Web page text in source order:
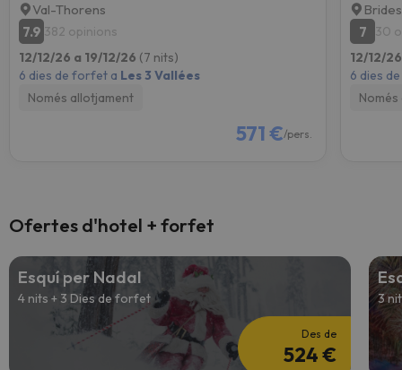
Val-Thorens
7.9 382 opinions
12/12/26 a 19/12/26 (7 nits)
6 dies de forfet a Les 3 Vallées
Només allotjament
571 €/pers.
7
30
12/12/
6 dies
Ofertes d'hotel + forfet
Esquí per Nadal
4 nits + 3 Dies de forfet
Des de
524 €
3